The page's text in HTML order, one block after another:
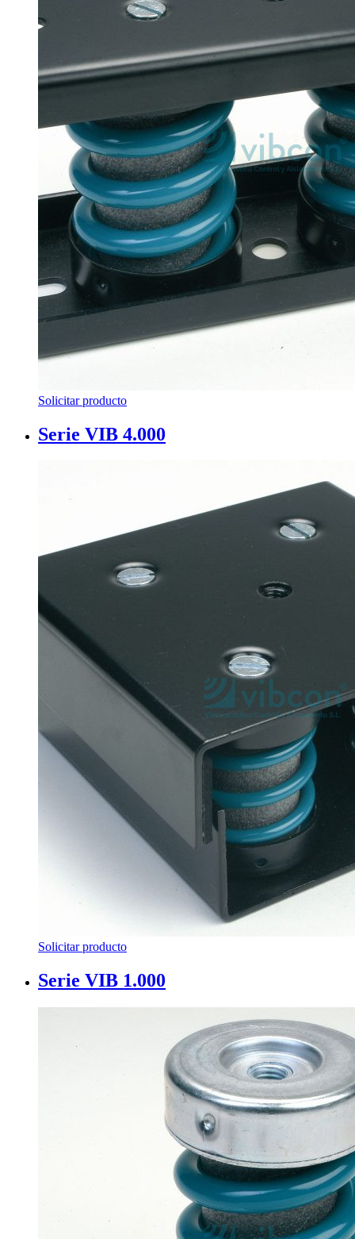
Solicitar producto
Serie VIB 4.000
Solicitar producto
Serie VIB 1.000